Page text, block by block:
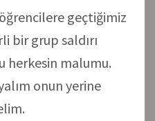
geçtiğimiz
bir grup saldırı
herkesin malumu.
onun yerine